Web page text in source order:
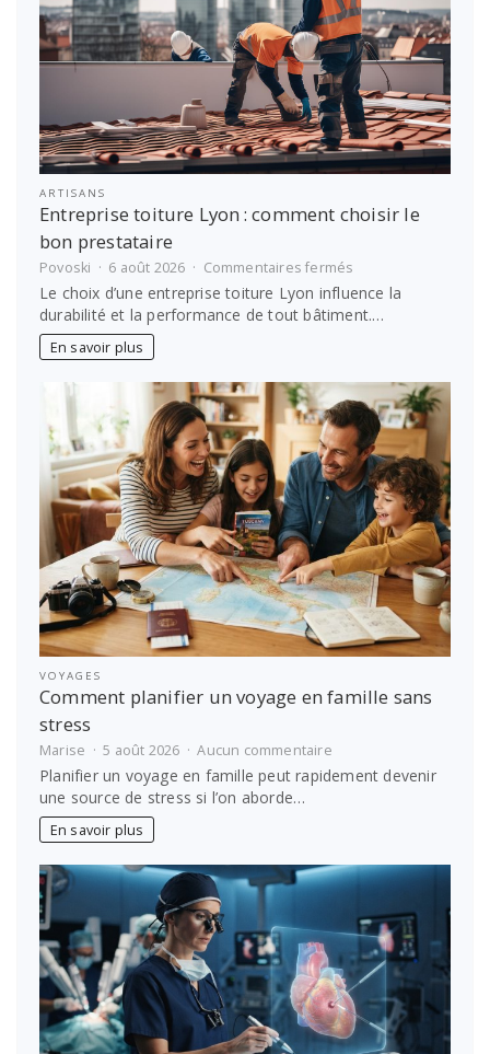
ARTISANS
Entreprise toiture Lyon : comment choisir le
bon prestataire
Povoski 6 août 2026 Commentaires fermés
Entreprise
toiture
Lyon :
le
bon
prestataire
Le choix d’une entreprise toiture Lyon influence la
durabilité et la performance de tout bâtiment.…
En savoir plus
VOYAGES
Comment planifier un voyage en famille sans
stress
Marise 5 août 2026 Aucun commentairesur
Comment
planifier
famille
sans
Planifier un voyage en famille peut rapidement devenir
une source de stress si l’on aborde…
En savoir plus